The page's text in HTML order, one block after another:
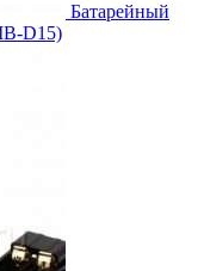
Батарейный
D15)